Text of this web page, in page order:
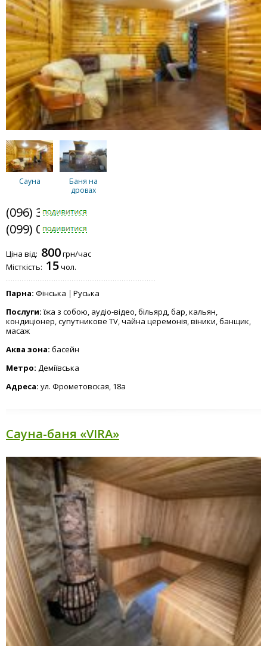
Сауна
Баня на
дровах
(096) 344-5008
(099) 033-0068
Ціна від: 800грн/час
Місткість: 15чол.
Парна: Фінська
Руська
Послуги: їжа з собою, аудіо-відео, більярд, бар, кальян,
кондиціонер, супутникове TV, чайна церемонія, віники, банщик,
масаж
Аква зона: басейн
Метро: Деміївська
Адреса: ул. Фрометовская, 18а
Сауна-баня «VIRA»